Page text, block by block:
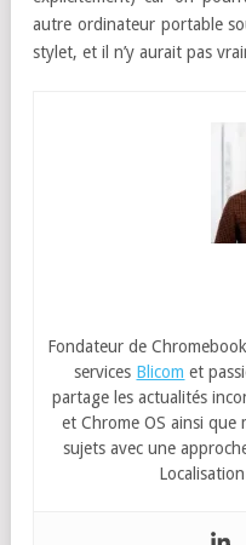
autre ordinateur portable
stylet, et il n’y aurait pas
Fondateur de
services Blicom et
partage les actualités
et Chrome OS ainsi que
sujets avec une